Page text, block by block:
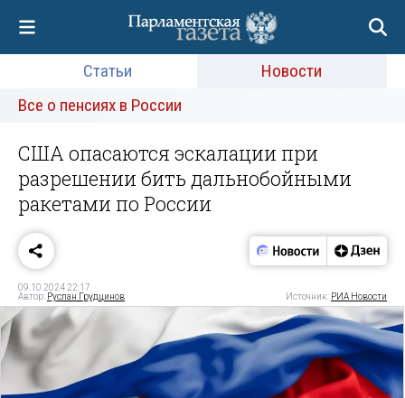
Статьи
Новости
Все о пенсиях в России
США опасаются эскалации при
разрешении бить дальнобойными
ракетами по России
09.10.2024 22:17
Автор: Руслан Грудцинов Источник: РИА Новости